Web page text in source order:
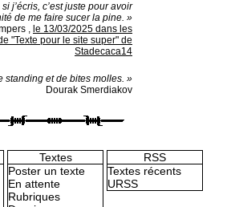
j’écris, c’est juste pour avoir
de me faire sucer la pine. »
, le 13/03/2025 dans les
"Texte pour le site super" de
Stadecaca14
standing et de bites molles. »
Dourak Smerdiakov
Textes
Poster un texte
En attente
Rubriques
RSS
Textes récents
URSS